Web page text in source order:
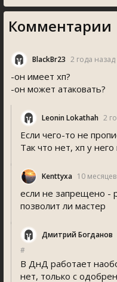
Комментарии
BlackBr23 2 года назад
-он имеет хп?
-он может атаковать?
Leonin Lokathah 2
Если чего-то не
Так что нет, хп у
Kenttyxa 10
если не запрещено -
позволит ли мастер
Дмитрий Богданов
#
В ДнД работает
нет, только с